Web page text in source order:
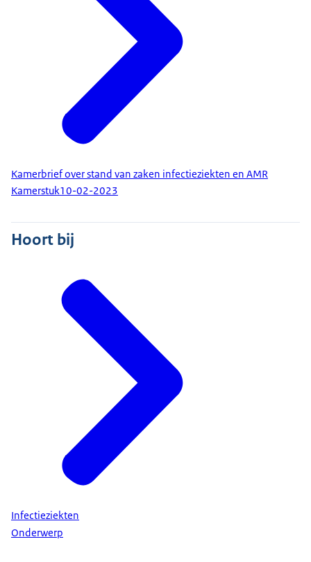
Kamerbrief over stand van zaken infectieziekten en AMR
Kamerstuk10-02-2023
Hoort bij
Infectieziekten
Onderwerp